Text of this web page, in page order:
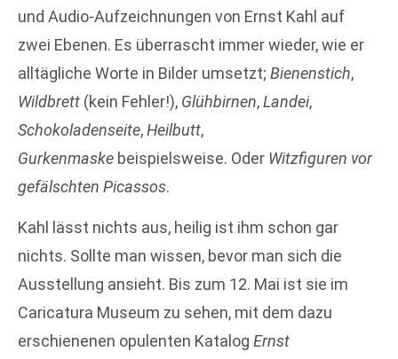
und Audio-Aufzeichnungen von Ernst Kahl auf
zwei Ebenen. Es überrascht immer wieder, wie er
alltägliche Worte in Bilder umsetzt; Bienenstich,
Wildbrett (kein Fehler!), Glühbirnen,Landei,
Schokoladenseite,Heilbutt,
Gurkenmaske beispielsweise. Oder Witzfiguren vor
gefälschten Picassos.
Kahl lässt nichts aus, heilig ist ihm schon gar
nichts. Sollte man wissen, bevor man sich die
Ausstellung ansieht. Bis zum 12. Mai ist sie im
Caricatura Museum zu sehen, mit dem dazu
erschienenen opulenten Katalog Ernst